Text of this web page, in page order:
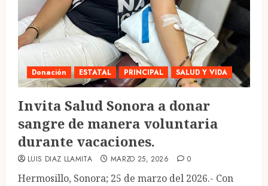
Donación ESTATAL PRINCIPAL SALUD Y VIDA
Invita Salud Sonora a donar
sangre de manera voluntaria
durante vacaciones.
LUIS DIAZ LLAMITA MARZO 25, 2026 0
Hermosillo, Sonora; 25 de marzo del 2026.- Con